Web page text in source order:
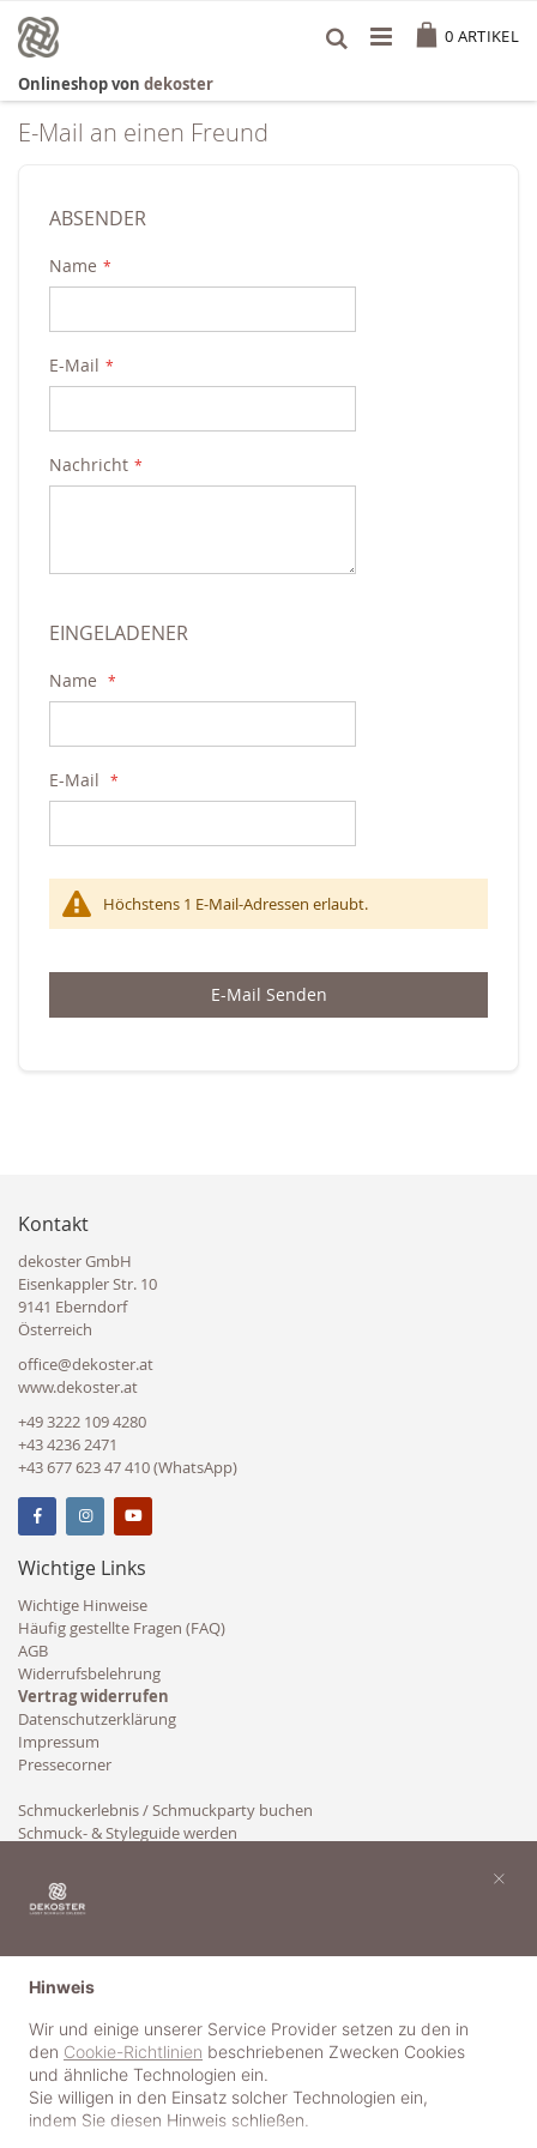
Inhalt
springen
0 ARTIKEL
Onlineshop von dekoster
E-Mail an einen Freund
ABSENDER
Name
E-Mail
Nachricht
EINGELADENER
Name
E-Mail
Höchstens 1 E-Mail-Adressen erlaubt.
E-Mail Senden
Kontakt
dekoster GmbH
Eisenkappler Str. 10
9141 Eberndorf
Österreich
office@dekoster.at
www.dekoster.at
+49 3222 109 4280
+43 4236 2471
+43 677 623 47 410 (WhatsApp)
Wichtige Links
Wichtige Hinweise
Häufig gestellte Fragen (FAQ)
AGB
Widerrufsbelehrung
Vertrag widerrufen
Datenschutzerklärung
Impressum
Pressecorner
Schmuckerlebnis / Schmuckparty buchen
Schmuck- & Styleguide werden
Hinweis
Wir und einige unserer Service Provider setzen zu den in
den Cookie-Richtlinien beschriebenen Zwecken Cookies
und ähnliche Technologien ein.
Sie willigen in den Einsatz solcher Technologien ein,
indem Sie diesen Hinweis schließen.
×